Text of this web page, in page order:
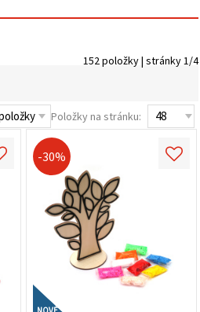
152 položky | stránky 1/4
Položky na stránku:
-30%